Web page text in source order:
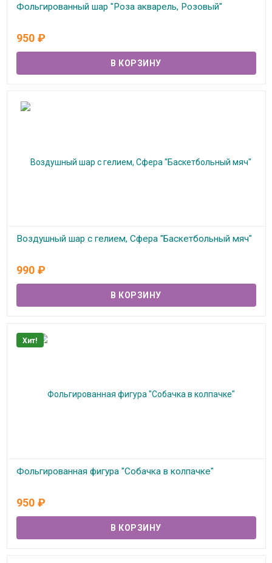
Фольгированный шар "Роза акварель, Розовый"
950 ₽
Воздушный шар с гелием, Сфера "Баскетбольный мяч"
990 ₽
Хит!
Фольгированная фигура "Собачка в колпачке"
950 ₽